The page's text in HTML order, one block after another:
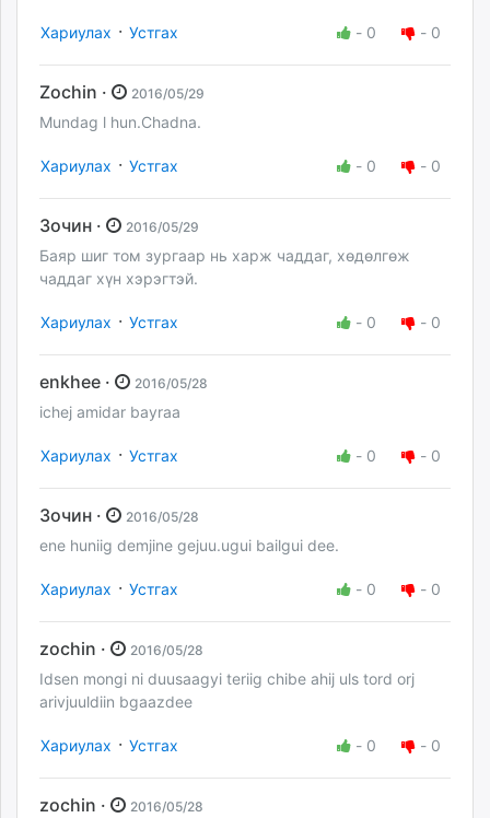
Хариулах · Устгах - 0 - 0
Zochin · 2016/05/29
Mundag l hun.Chadna.
Хариулах · Устгах - 0 - 0
Зочин · 2016/05/29
Баяр шиг том зургаар нь харж чаддаг, хөдөлгөж
чаддаг хүн хэрэгтэй.
Хариулах · Устгах - 0 - 0
enkhee · 2016/05/28
ichej amidar bayraa
Хариулах · Устгах - 0 - 0
Зочин · 2016/05/28
ene huniig demjine gejuu.ugui bailgui dee.
Хариулах · Устгах - 0 - 0
zochin · 2016/05/28
Idsen mongi ni duusaagyi teriig chibe ahij uls tord orj
arivjuuldiin bgaazdee
Хариулах · Устгах - 0 - 0
zochin · 2016/05/28